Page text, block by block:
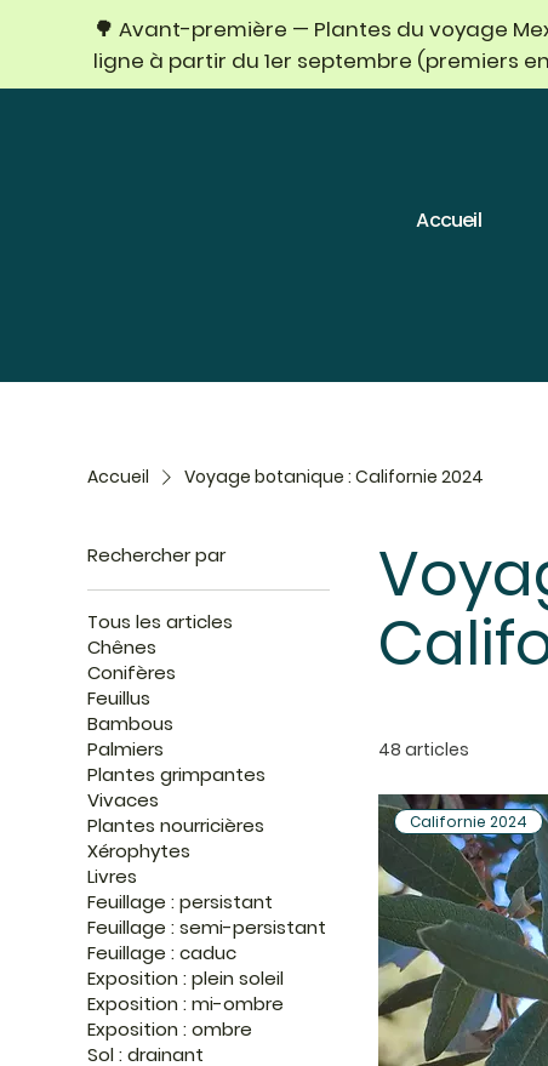
Accueil
🌳 Avant-première — Plantes du voyage
ligne à partir du 1er septembre (premiers
Accueil Voyage botanique : Californie 2024
Rechercher par
Tous les articles
Chênes
Conifères
Feuillus
Bambous
Palmiers
Plantes grimpantes
Vivaces
Plantes nourricières
Xérophytes
Livres
Feuillage : persistant
Feuillage : semi-persistant
Feuillage : caduc
Exposition : plein soleil
Exposition : mi-ombre
Exposition : ombre
Sol : drainant
48 articles
Californie 2024